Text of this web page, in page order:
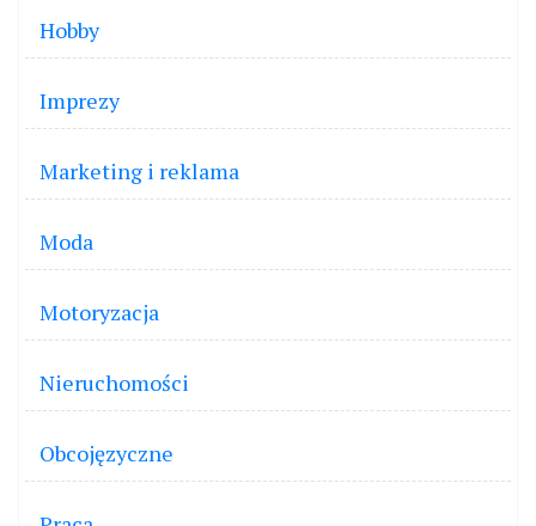
Hobby
Imprezy
Marketing i reklama
Moda
Motoryzacja
Nieruchomości
Obcojęzyczne